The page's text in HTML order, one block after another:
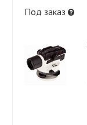
Под заказ